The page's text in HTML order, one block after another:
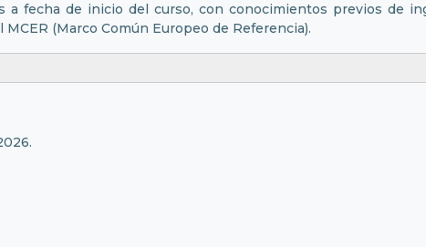
a fecha de inicio del curso, con conocimientos previos de
(Marco Común Europeo de Referencia).